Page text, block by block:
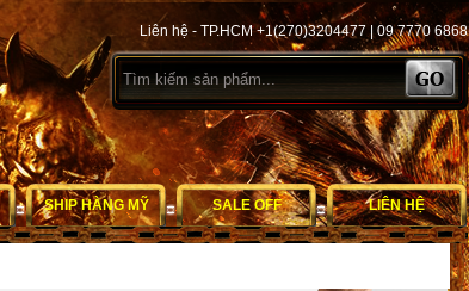
Liên hệ - TP.HCM +1(270)3204477 | 09 7770 6868
SHIP HÀNG MỸ SALE OFF LIÊN HỆ